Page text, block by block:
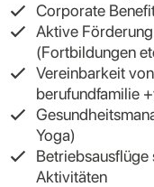
Corporate
Aktive
(Fortbildungen
Vereinbarkeit
berufundfamilie
Yoga)
Aktivitäten